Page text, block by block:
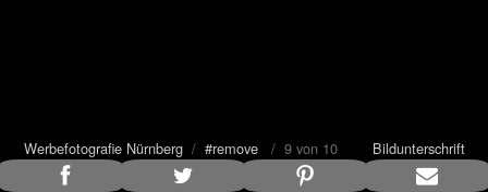
Werbefotografie Nürnberg/ #remove/ 9 von 10 Bildunterschrift
anzeigen